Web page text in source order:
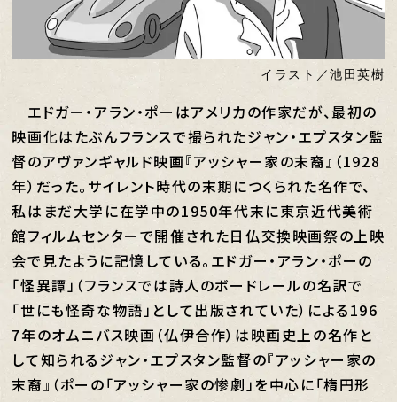
イラスト／池田英樹
エドガー・アラン・ポーはアメリカの作家だが、最初の
映画化はたぶんフランスで撮られたジャン・エプスタン監
督のアヴァンギャルド映画『アッシャー家の末裔』（1928
年）だった。サイレント時代の末期につくられた名作で、
私はまだ大学に在学中の1950年代末に東京近代美術
館フィルムセンターで開催された日仏交換映画祭の上映
会で見たように記憶している。エドガー・アラン・ポーの
「怪異譚」（フランスでは詩人のボードレールの名訳で
「世にも怪奇な物語」として出版されていた）による196
7年のオムニバス映画（仏伊合作）は映画史上の名作と
して知られるジャン・エプスタン監督の『アッシャー家の
末裔』（ポーの「アッシャー家の惨劇」を中心に「楕円形